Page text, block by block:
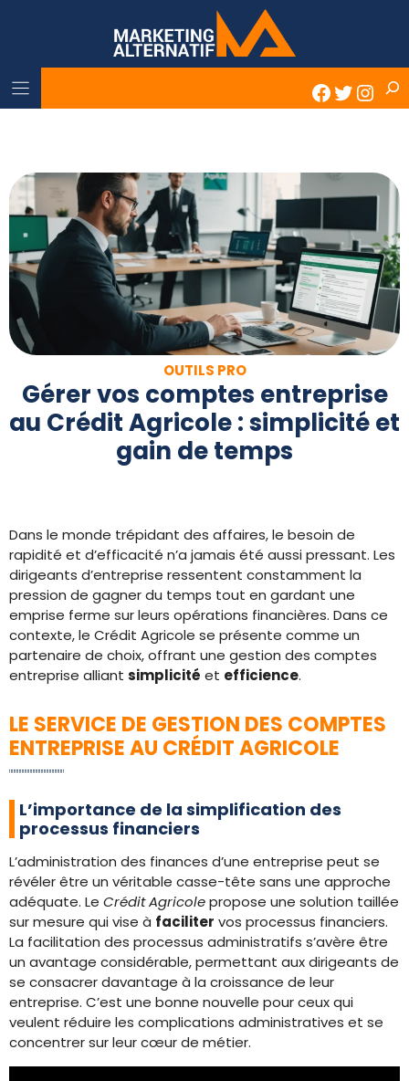
Twitter
OUTILS PRO
Gérer vos comptes entreprise
au Crédit Agricole : simplicité et
gain de temps
Dans le monde trépidant des affaires, le besoin de
rapidité et d’efficacité n’a jamais été aussi pressant. Les
dirigeants d’entreprise ressentent constamment la
pression de gagner du temps tout en gardant une
emprise ferme sur leurs opérations financières. Dans ce
contexte, le Crédit Agricole se présente comme un
partenaire de choix, offrant une gestion des comptes
entreprise alliant simplicité et efficience.
LE SERVICE DE GESTION DES COMPTES
ENTREPRISE AU CRÉDIT AGRICOLE
L’importance de la simplification des
processus financiers
L’administration des finances d’une entreprise peut se
révéler être un véritable casse-tête sans une approche
adéquate. Le Crédit Agricolepropose une solution taillée
sur mesure qui vise à faciliter vos processus financiers.
La facilitation des processus administratifs s’avère être
un avantage considérable, permettant aux dirigeants de
se consacrer davantage à la croissance de leur
entreprise. C’est une bonne nouvelle pour ceux qui
veulent réduire les complications administratives et se
concentrer sur leur cœur de métier.